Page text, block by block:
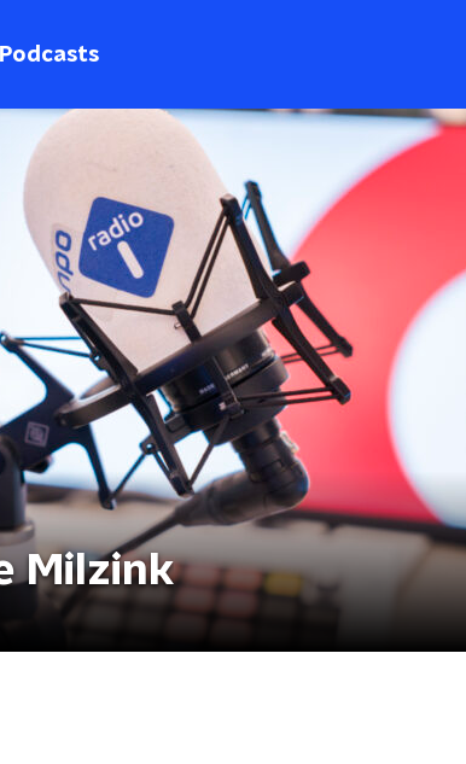
Podcasts
Milzink